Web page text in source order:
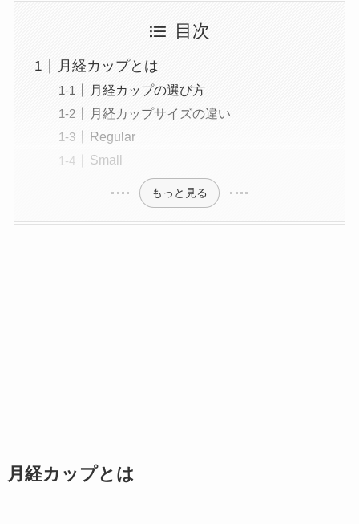
目次
月経カップとは
月経カップの選び方
月経カップサイズの違い
Regular
Small
もっと見る
月経カップとは